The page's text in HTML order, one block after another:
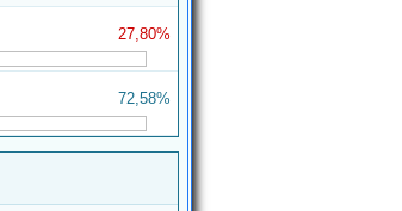
27,80%
72,58%